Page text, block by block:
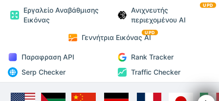
Εργαλείο Αναβάθμισης
Εικόνας
Ανιχνευτής
περιεχομένου AI
UPD
Γεννήτρια Εικόνας AI
UPD
Παραφραση API
Rank Tracker
Serp Checker
Traffic Checker